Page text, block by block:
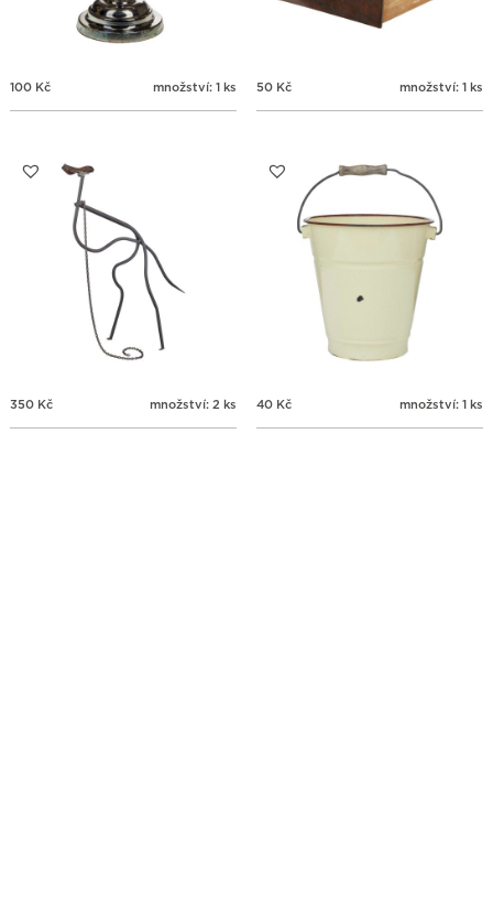
100 Kč množství: 1 ks 50 Kč množství: 1 ks
350 Kč množství: 2 ks 40 Kč množství: 1 ks